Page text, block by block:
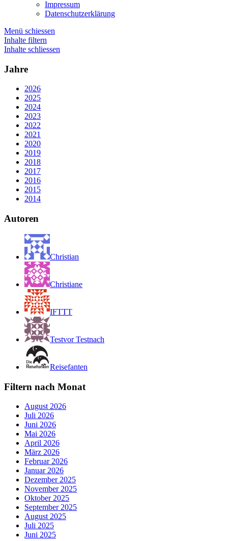
Impressum
Datenschutzerklärung
Menü schiessen
Inhalte filtern
Inhalte schliessen
Jahre
2026
2025
2024
2023
2022
2021
2020
2019
2018
2017
2016
2015
2014
Autoren
Christian
Christiane
IFTTT
Testvor Testnach
Reisefanten
Filtern nach Monat
August 2026
Juli 2026
Juni 2026
Mai 2026
April 2026
März 2026
Februar 2026
Januar 2026
Dezember 2025
November 2025
Oktober 2025
September 2025
August 2025
Juli 2025
Juni 2025